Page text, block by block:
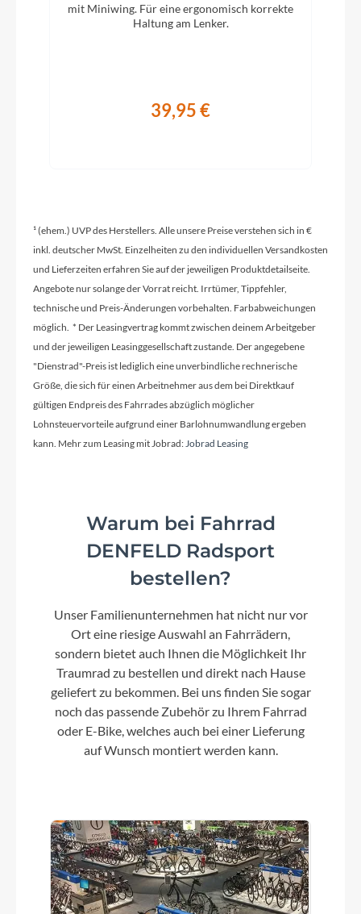
SHIMANO Acera RD-M3100
Farbe
light grey
Kette
Rücklicht
MonkeyLink Recharge (Beleuchtung nicht im
Lieferumfang enthalten)
Vorderrad Nabe
SHIMANO Tourney TXHB-TX505QR Center Lock
Scheinwerfer
MonkeyLink Recharge (Beleuchtung nicht im
Lieferumfang enthalten)
Laufradgröße
28 Zoll
mit Miniwing. Für eine ergonomisch korrekte
Haltung am Lenker.
39,95 €
¹ (ehem.) UVP des Herstellers. Alle unsere Preise verstehen sich in €
inkl. deutscher MwSt. Einzelheiten zu den individuellen Versandkosten
und Lieferzeiten erfahren Sie auf der jeweiligen Produktdetailseite.
Angebote nur solange der Vorrat reicht. Irrtümer, Tippfehler,
technische und Preis-Änderungen vorbehalten. Farbabweichungen
möglich. * Der Leasingvertrag kommt zwischen deinem Arbeitgeber
und der jeweiligen Leasinggesellschaft zustande. Der angegebene
"Dienstrad"-Preis ist lediglich eine unverbindliche rechnerische
Größe, die sich für einen Arbeitnehmer aus dem bei Direktkauf
gültigen Endpreis des Fahrrades abzüglich möglicher
Lohnsteuervorteile aufgrund einer Barlohnumwandlung ergeben
kann. Mehr zum Leasing mit Jobrad:Jobrad Leasing
Warum bei Fahrrad
DENFELD Radsport
bestellen?
Unser Familienunternehmen hat nicht nur vor
Ort eine riesige Auswahl an Fahrrädern,
sondern bietet auch Ihnen die Möglichkeit Ihr
Traumrad zu bestellen und direkt nach Hause
geliefert zu bekommen. Bei uns finden Sie sogar
noch das passende Zubehör zu Ihrem Fahrrad
oder E-Bike, welches auch bei einer Lieferung
auf Wunsch montiert werden kann.